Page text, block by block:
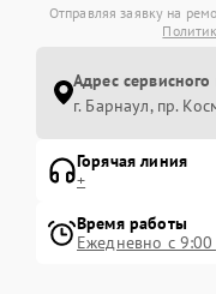
Отправляя заявку на
Адрес сервисного
г. Барнаул, ​пр.
Горячая линия
+
Время работы
Ежедневно с